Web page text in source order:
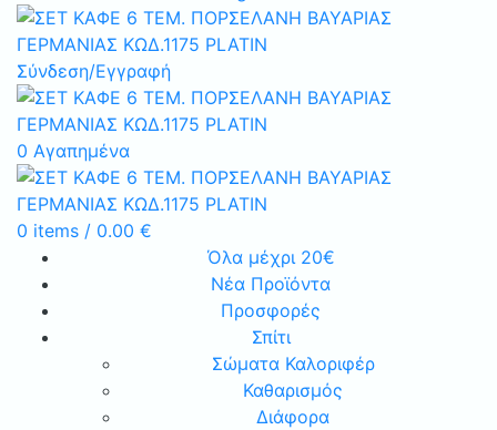
Σύνδεση/Εγγραφή
0 Αγαπημένα
0 items / 0.00 €
Όλα μέχρι 20€
Νέα Προϊόντα
Προσφορές
Σπίτι
Σώματα Καλοριφέρ
Καθαρισμός
Διάφορα